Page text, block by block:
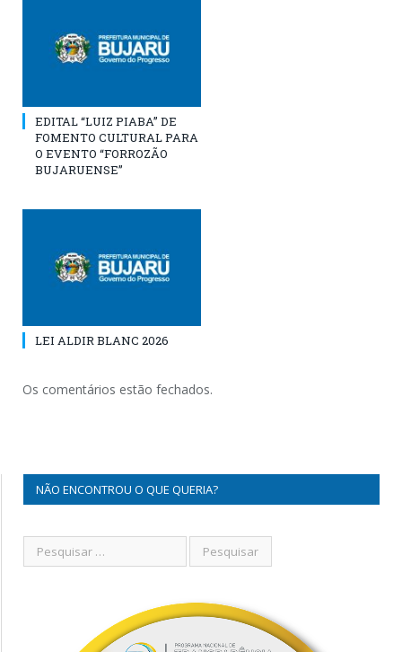
EDITAL “LUIZ PIABA” DE
FOMENTO CULTURAL PARA
O EVENTO “FORROZÃO
BUJARUENSE”
LEI ALDIR BLANC 2026
Os comentários estão fechados.
NÃO ENCONTROU O QUE QUERIA?